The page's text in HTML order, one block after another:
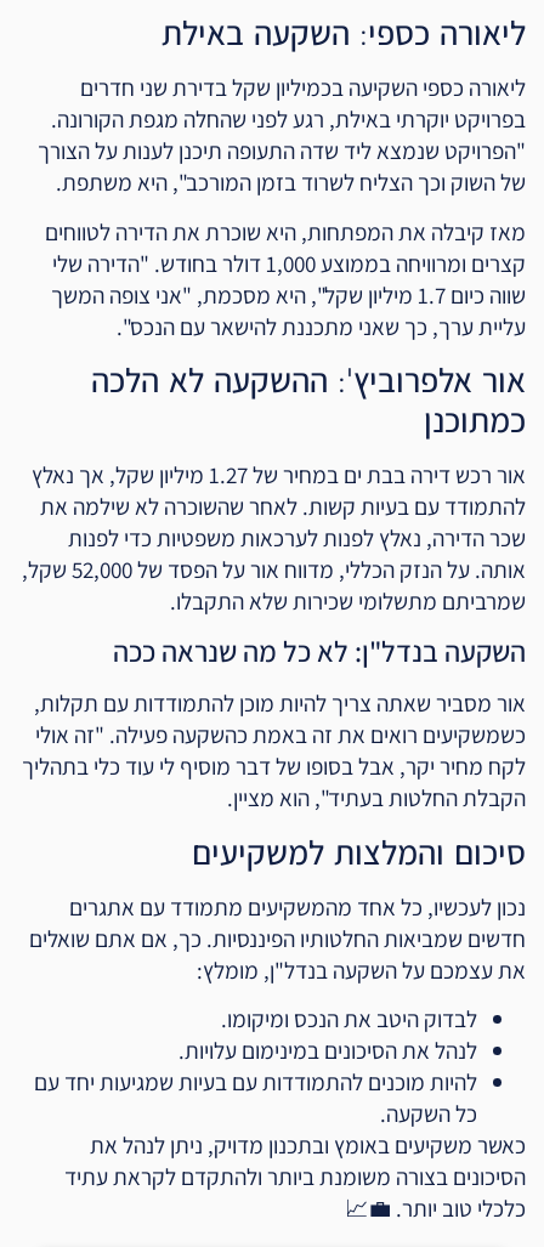
ליאורה כספי: השקעה באילת
ליאורה כספי השקיעה בכמיליון שקל בדירת שני חדרים
בפרויקט יוקרתי באילת, רגע לפני שהחלה מגפת הקורונה.
"הפרויקט שנמצא ליד שדה התעופה תיכנן לענות על הצורך
של השוק וכך הצליח לשרוד בזמן המורכב", היא משתפת.
מאז קיבלה את המפתחות, היא שוכרת את הדירה לטווחים
קצרים ומרוויחה בממוצע 1,000 דולר בחודש. "הדירה שלי
שווה כיום 1.7 מיליון שקל", היא מסכמת, "אני צופה המשך
עליית ערך, כך שאני מתכננת להישאר עם הנכס".
אור אלפרוביץ': ההשקעה לא הלכה
כמתוכנן
אור רכש דירה בבת ים במחיר של 1.27 מיליון שקל, אך נאלץ
להתמודד עם בעיות קשות. לאחר שהשוכרה לא שילמה את
שכר הדירה, נאלץ לפנות לערכאות משפטיות כדי לפנות
אותה. על הנזק הכללי, מדווח אור על הפסד של 52,000 שקל,
שמרביתם מתשלומי שכירות שלא התקבלו.
השקעה בנדל"ן: לא כל מה שנראה ככה
אור מסביר שאתה צריך להיות מוכן להתמודדות עם תקלות,
כשמשקיעים רואים את זה באמת כהשקעה פעילה. "זה אולי
לקח מחיר יקר, אבל בסופו של דבר מוסיף לי עוד כלי בתהליך
הקבלת החלטות בעתיד", הוא מציין.
סיכום והמלצות למשקיעים
נכון לעכשיו, כל אחד מהמשקיעים מתמודד עם אתגרים
חדשים שמביאות החלטותיו הפיננסיות. כך, אם אתם שואלים
את עצמכם על השקעה בנדל"ן, מומלץ:
לבדוק היטב את הנכס ומיקומו.
לנהל את הסיכונים במינימום עלויות.
להיות מוכנים להתמודדות עם בעיות שמגיעות יחד עם
כל השקעה.
כאשר משקיעים באומץ ובתכנון מדויק, ניתן לנהל את
הסיכונים בצורה משומנת ביותר ולהתקדם לקראת עתיד
כלכלי טוב יותר. 💼📈